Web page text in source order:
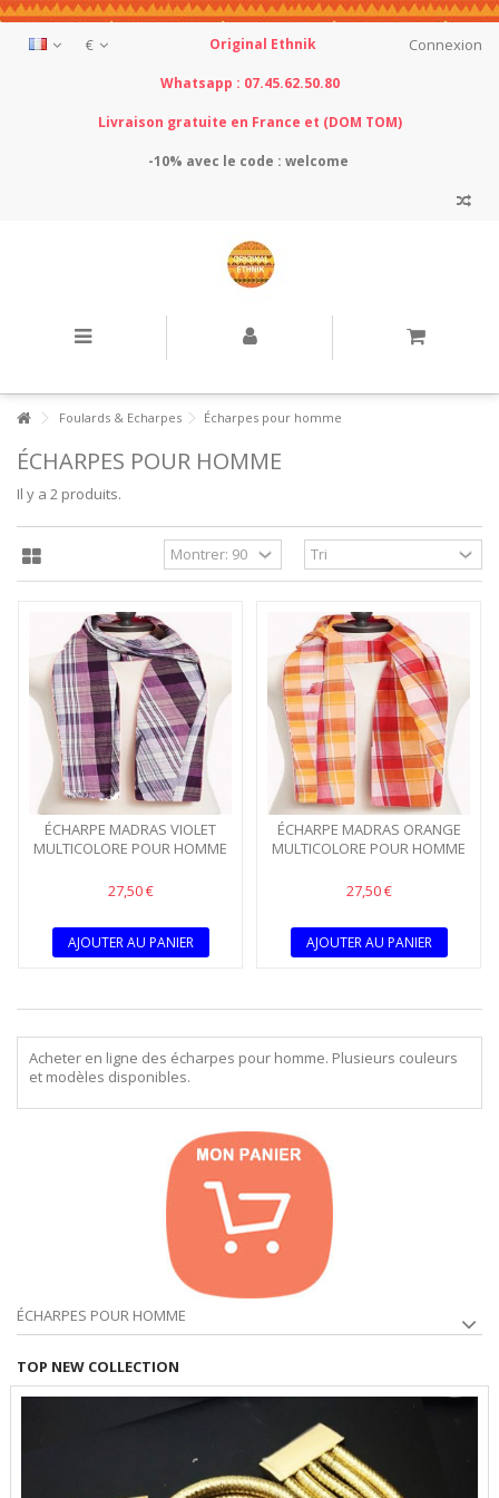
€ Connexion
Original Ethnik
Whatsapp : 07.45.62.50.80
Livraison gratuite en France et (DOM TOM)
-10% avec le code : welcome
Foulards & Echarpes Écharpes pour homme
ÉCHARPES POUR HOMME
Il y a 2 produits.
ÉCHARPE MADRAS VIOLET
MULTICOLORE POUR HOMME
27,50 €
AJOUTER AU PANIER
ÉCHARPE MADRAS ORANGE
MULTICOLORE POUR HOMME
27,50 €
AJOUTER AU PANIER
Acheter en ligne des écharpes pour homme. Plusieurs couleurs
et modèles disponibles.
ÉCHARPES POUR HOMME
TOP NEW COLLECTION